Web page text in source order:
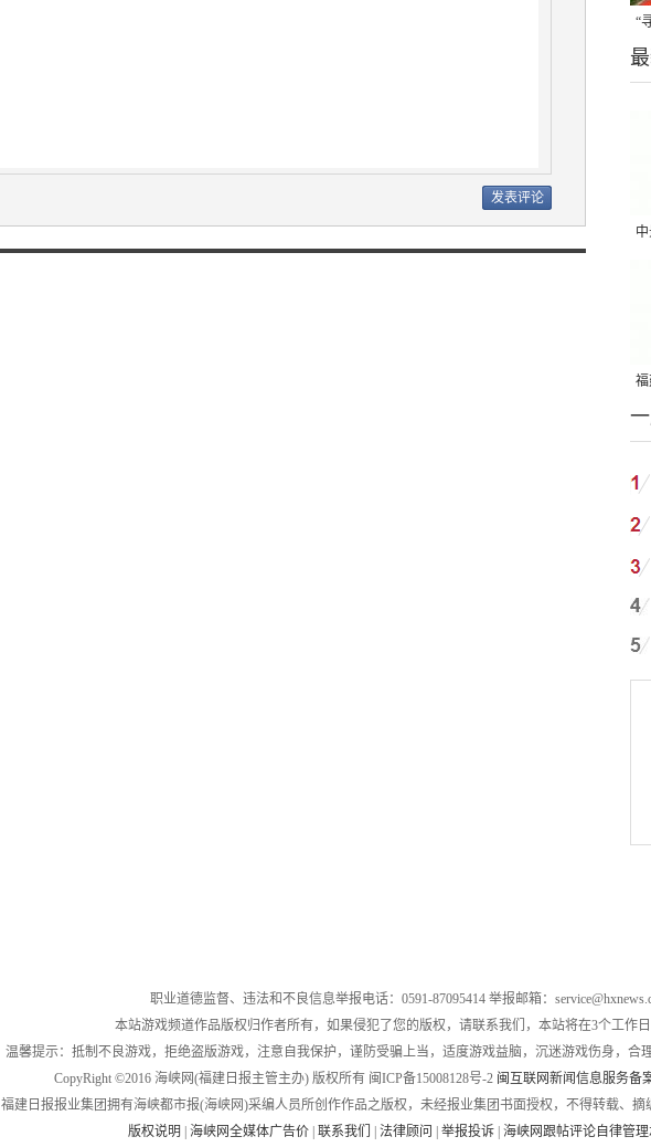
“
题
福
国
职业道德监督、违法和不良信息举报电话：0591-87095414 举报邮箱：
本站游戏频道作品版权归作者所有，如果侵犯了您的版权，请联系我们，本站将在3个工作日
温馨提示：抵制不良游戏，拒绝盗版游戏，注意自我保护，谨防受骗上当，适度游戏益脑，沉迷游戏伤身，合
CopyRight ©2016 海峡网(福建日报主管主办) 版权所有 闽ICP备15008128号-2 闽互联网新闻信息服务备
福建日报报业集团拥有海峡都市报(海峡网)采编人员所创作作品之版权，未经报业集团书面授权，不得转载、摘
版权说明
海峡网全媒体广告价 联系我们 法律顾问 举报投诉 海峡网跟帖评论自律管